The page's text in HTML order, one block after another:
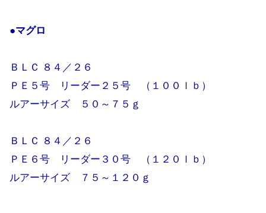
●マグロ
ＢＬＣ ８４／２６
ＰＥ５号 リーダー２５号 （１００ｌｂ）
ルアーサイズ ５０～７５ｇ
ＢＬＣ ８４／２６
ＰＥ６号 リーダー３０号 （１２０ｌｂ）
ルアーサイズ ７５～１２０ｇ